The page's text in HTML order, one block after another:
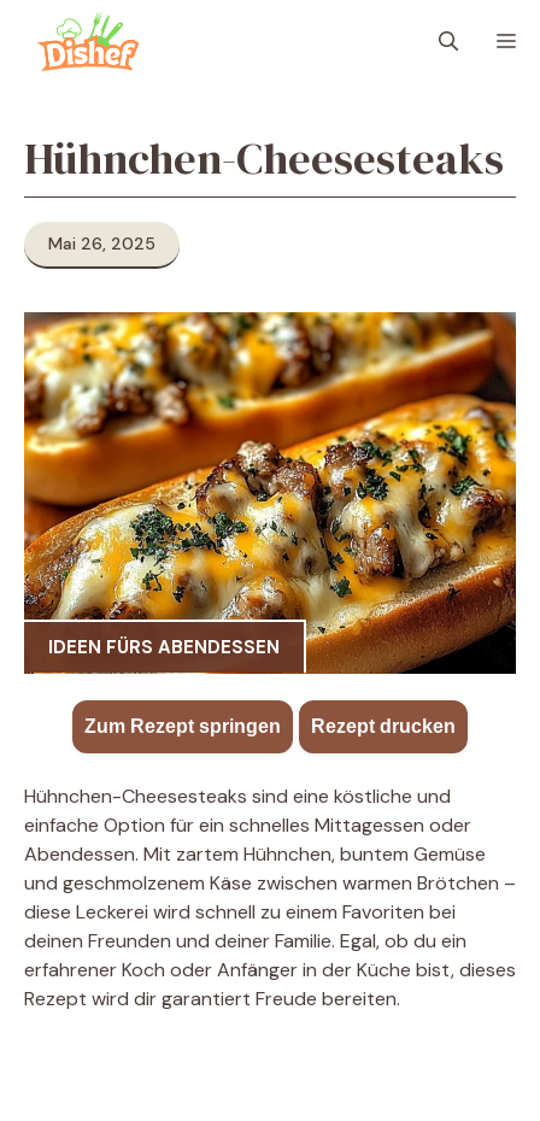
Inhalt
springen
Hühnchen-Cheesesteaks
Mai 26, 2025
IDEEN FÜRS ABENDESSEN
Zum Rezept springen Rezept drucken
Hühnchen-Cheesesteaks sind eine köstliche und
einfache Option für ein schnelles Mittagessen oder
Abendessen. Mit zartem Hühnchen, buntem Gemüse
und geschmolzenem Käse zwischen warmen Brötchen –
diese Leckerei wird schnell zu einem Favoriten bei
deinen Freunden und deiner Familie. Egal, ob du ein
erfahrener Koch oder Anfänger in der Küche bist, dieses
Rezept wird dir garantiert Freude bereiten.